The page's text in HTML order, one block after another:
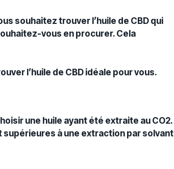
souhaitez trouver l’huile de CBD qui
vous en procurer. Cela
l’huile de CBD idéale pour vous.
une huile ayant été extraite au CO2.
à une extraction par solvant